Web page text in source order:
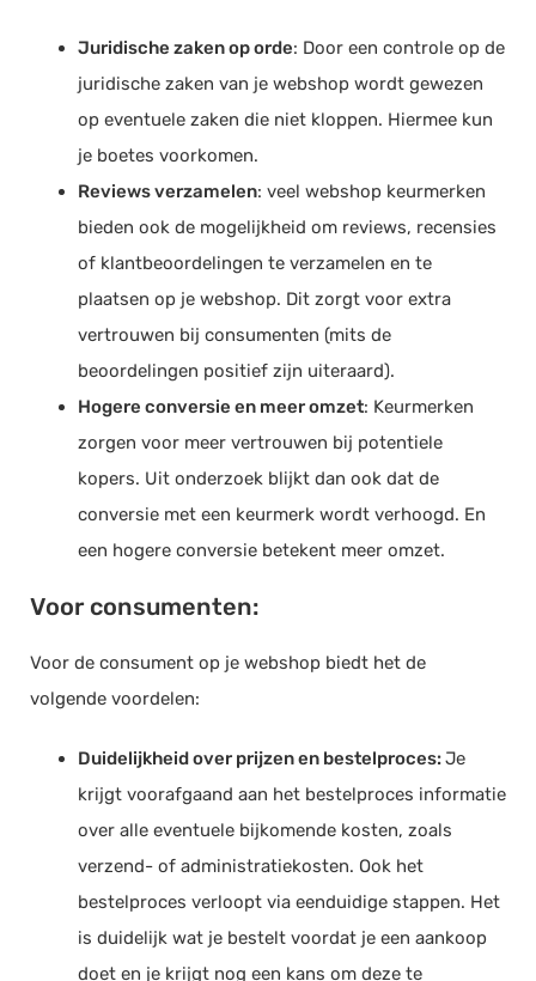
Juridische zaken op orde: Door een controle op de
juridische zaken van je webshop wordt gewezen
op eventuele zaken die niet kloppen. Hiermee kun
je boetes voorkomen.
Reviews verzamelen: veel webshop keurmerken
bieden ook de mogelijkheid om reviews, recensies
of klantbeoordelingen te verzamelen en te
plaatsen op je webshop. Dit zorgt voor extra
vertrouwen bij consumenten (mits de
beoordelingen positief zijn uiteraard).
Hogere conversie en meer omzet: Keurmerken
zorgen voor meer vertrouwen bij potentiele
kopers. Uit onderzoek blijkt dan ook dat de
conversie met een keurmerk wordt verhoogd. En
een hogere conversie betekent meer omzet.
Voor consumenten:
Voor de consument op je webshop biedt het de
volgende voordelen:
Duidelijkheid over prijzen en bestelproces:Je
krijgt voorafgaand aan het bestelproces informatie
over alle eventuele bijkomende kosten, zoals
verzend- of administratiekosten. Ook het
bestelproces verloopt via eenduidige stappen. Het
is duidelijk wat je bestelt voordat je een aankoop
doet en je krijgt nog een kans om deze te